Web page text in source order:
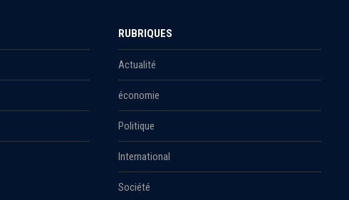
RUBRIQUES
Actualité
économie
Politique
International
Société